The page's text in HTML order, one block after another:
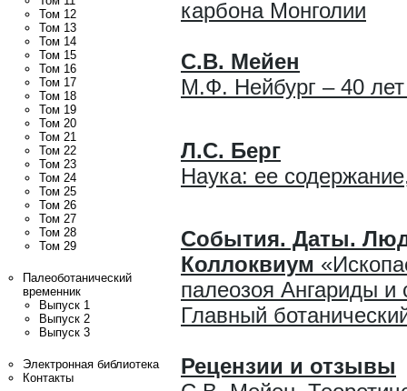
Том 12
Том 13
Том 14
Том 15
Том 16
Том 17
Том 18
Том 19
Том 20
Том 21
Том 22
Том 23
Том 24
Том 25
Том 26
Том 27
Том 28
Том 29
Палеоботанический
временник
Выпуск 1
Выпуск 2
Выпуск 3
Электронная библиотека
Контакты
карбона Монголии
С.В. Мейен
М.Ф. Нейбург – 40
Л.С. Берг
Наука: ее
События. Даты.
Коллоквиум
палеозоя Ангариды и
Главный
Рецензии и отзывы